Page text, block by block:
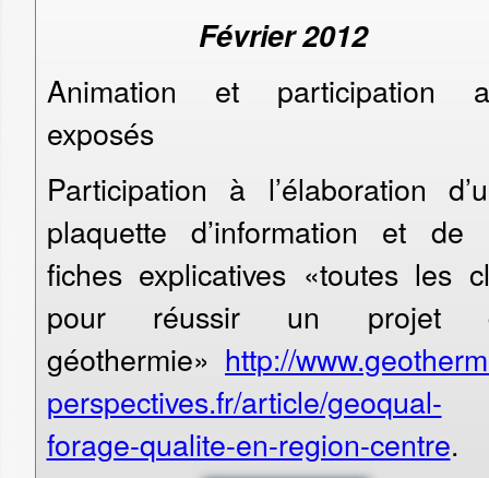
Février 2012
Animation et participation
exposés
Participation à l’élaboration
plaquette d’information et de
fiches explicatives «toutes les
pour réussir un projet
géothermie» http://
perspectives.fr/article/geoqual-
forage-qualite-en-region-centre.